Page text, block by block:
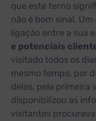
que este terno
não é bom sinal.
ligação entre a sua
e potenciais
visitado todos os
mesmo tempo, por
delas, pela primeira
disponibilizou as
visitantes